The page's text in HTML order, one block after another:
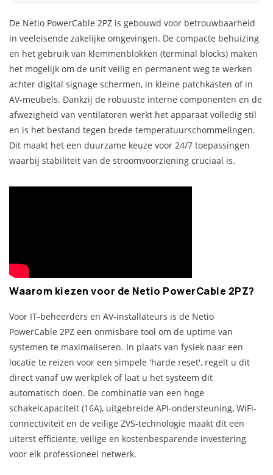
De Netio PowerCable 2PZ is gebouwd voor betrouwbaarheid
in veeleisende zakelijke omgevingen. De compacte behuizing
en het gebruik van klemmenblokken (terminal blocks) maken
het mogelijk om de unit veilig en permanent weg te werken
achter digital signage schermen, in kleine patchkasten of in
AV-meubels. Dankzij de robuuste interne componenten en de
afwezigheid van ventilatoren werkt het apparaat volledig stil
en is het bestand tegen brede temperatuurschommelingen.
Dit maakt het een duurzame keuze voor 24/7 toepassingen
waarbij stabiliteit van de stroomvoorziening cruciaal is.
Waarom kiezen voor de Netio PowerCable 2PZ?
Voor IT-beheerders en AV-installateurs is de Netio
PowerCable 2PZ een onmisbare tool om de uptime van
systemen te maximaliseren. In plaats van fysiek naar een
locatie te reizen voor een simpele 'harde reset', regelt u dit
direct vanaf uw werkplek of laat u het systeem dit
automatisch doen. De combinatie van een hoge
schakelcapaciteit (16A), uitgebreide API-ondersteuning, WiFi-
connectiviteit en de veilige ZVS-technologie maakt dit een
uiterst efficiënte, veilige en kostenbesparende investering
voor elk professioneel netwerk.